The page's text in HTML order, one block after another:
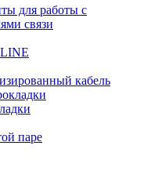
для работы с
связи
кабель
паре